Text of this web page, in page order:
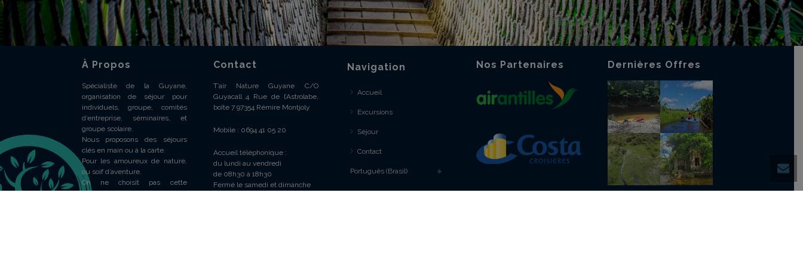
À Propos
Spécialiste de la Guyane,
organisation de séjour pour
individuels, groupe, comités
d’entreprise, séminaires, et
groupe scolaire.
Nous proposons des séjours
clés en main ou à la carte.
Pour les amoureux de nature,
ou soif d’aventure.
On ne choisit pas cette
destination par hasard, libérez
Contact
T’air Nature Guyane C/O
Guyacall 4 Rue de l’Astrolabe,
boîte 7 97354 Rémire Montjoly
Mobile : 0694 41 05 20
Accueil téléphonique :
du lundi au vendredi
de 08h30 à 18h30
Fermé le samedi et dimanche
Navigation
Accueil
Excursions
Séjour
Contact
Português (Brasil)
Nos Partenaires Dernières Offres